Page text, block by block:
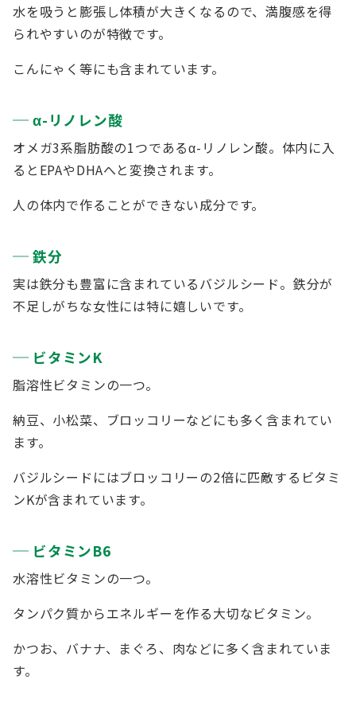
水を吸うと膨張し体積が大きくなるので、満腹感を得
られやすいのが特徴です。
こんにゃく等にも含まれています。
α-リノレン酸
オメガ3系脂肪酸の1つであるα-リノレン酸。体内に入
るとEPAやDHAへと変換されます。
人の体内で作ることができない成分です。
鉄分
実は鉄分も豊富に含まれているバジルシード。鉄分が
不足しがちな女性には特に嬉しいです。
ビタミンK
脂溶性ビタミンの一つ。
納豆、小松菜、ブロッコリーなどにも多く含まれてい
ます。
バジルシードにはブロッコリーの2倍に匹敵するビタミ
ンKが含まれています。
ビタミンB6
水溶性ビタミンの一つ。
タンパク質からエネルギーを作る大切なビタミン。
かつお、バナナ、まぐろ、肉などに多く含まれていま
す。